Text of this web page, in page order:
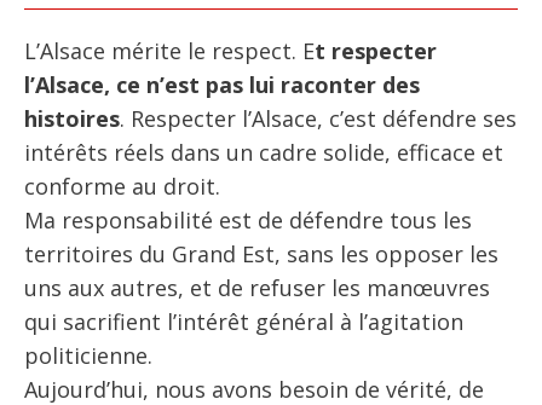
L’Alsace mérite le respect. Et respecter
l’Alsace, ce n’est pas lui raconter des
histoires. Respecter l’Alsace, c’est défendre ses
intérêts réels dans un cadre solide, efficace et
conforme au droit.
Ma responsabilité est de défendre tous les
territoires du Grand Est, sans les opposer les
uns aux autres, et de refuser les manœuvres
qui sacrifient l’intérêt général à l’agitation
politicienne.
Aujourd’hui, nous avons besoin de vérité, de